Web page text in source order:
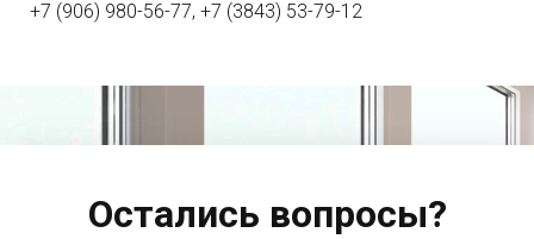
+7 (906) 980-56-77, +7 (3843) 53-79-12
Остались вопросы?